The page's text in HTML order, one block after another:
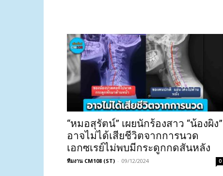
“หมอสุรัตน์” เผยนักร้องสาว “น้องผิง”
อาจไม่ได้เสียชีวิตจากการนวด
เอกซเรย์ไม่พบมีกระดูกกดสันหลัง
ทีมงาน CM108 (ST) - 09/12/2024 0